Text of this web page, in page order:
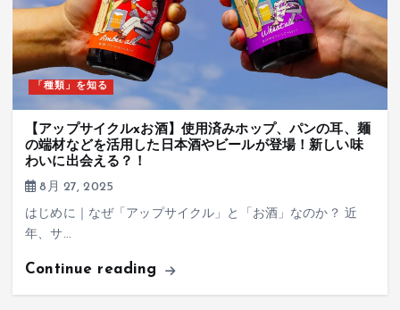
「種類」を知る
【アップサイクルxお酒】使用済みホップ、パンの耳、麺
の端材などを活用した日本酒やビールが登場！新しい味
わいに出会える？！
8月 27, 2025
はじめに｜なぜ「アップサイクル」と「お酒」なのか？ 近
年、サ…
Continue reading